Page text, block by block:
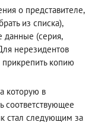
о представителе,
из списка),
данные (серия,
нерезидентов
копию
которую в
соответствующее
стал следующим за